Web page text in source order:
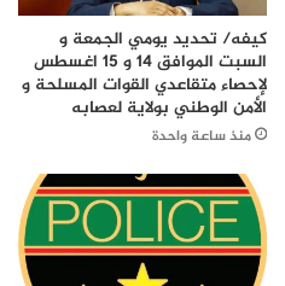
كيفه/ تحديد يومي الجمعة و
السبت الموافق 14 و 15 اغسطس
لإحصاء متقاعدي القوات المسلحة و
الأمن الوطني بولاية لعصابه
منذ ساعة واحدة